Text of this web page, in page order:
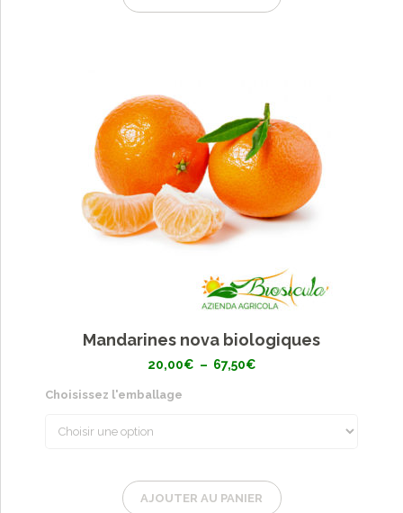
Mandarines nova biologiques
20,00€ – 67,50€Plage
Choisissez l'emballage
AJOUTER AU PANIER